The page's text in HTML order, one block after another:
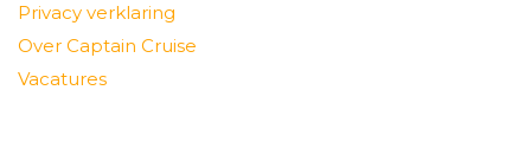
Privacy verklaring
Over Captain Cruise
Vacatures